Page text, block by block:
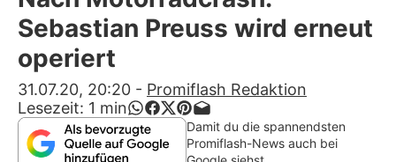
Alle Themen auf Promiflash
App runterladen
Team
Sebastian Preuss wird erneut
operiert
31.07.20, 20:20 - Promiflash Redaktion
Lesezeit: 1 min
Damit du die spannendsten
Promiflash-News auch bei